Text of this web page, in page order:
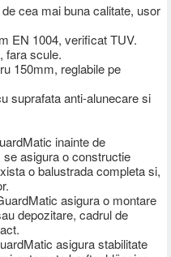
cea mai buna calitate, usor
EN 1004, verificat TUV.
fara scule.
150mm, reglabile pe
suprafata anti-alunecare si
inainte de
asigura o constructie
o balustrada completa si,
asigura o montare
depozitare, cadrul de
asigura stabilitate